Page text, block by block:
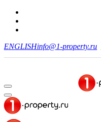
ENGLISHinfo@1-property.ru